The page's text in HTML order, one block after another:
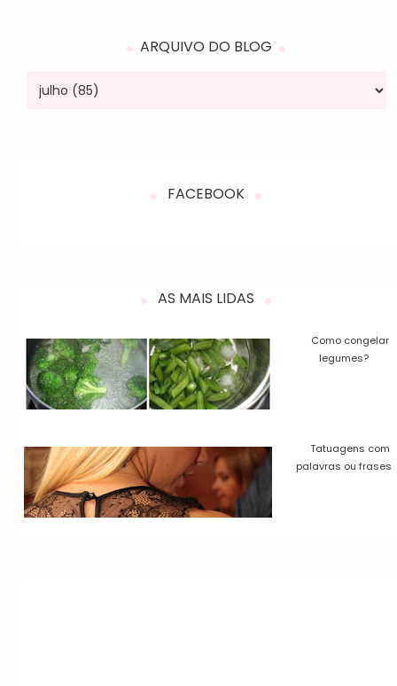
ARQUIVO DO BLOG
FACEBOOK
AS MAIS LIDAS
Como congelar
legumes?
Tatuagens com
palavras ou frases